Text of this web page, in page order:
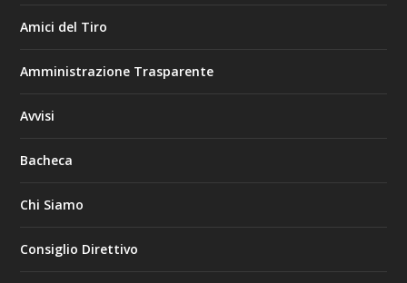
Amici del Tiro
Amministrazione Trasparente
Avvisi
Bacheca
Chi Siamo
Consiglio Direttivo